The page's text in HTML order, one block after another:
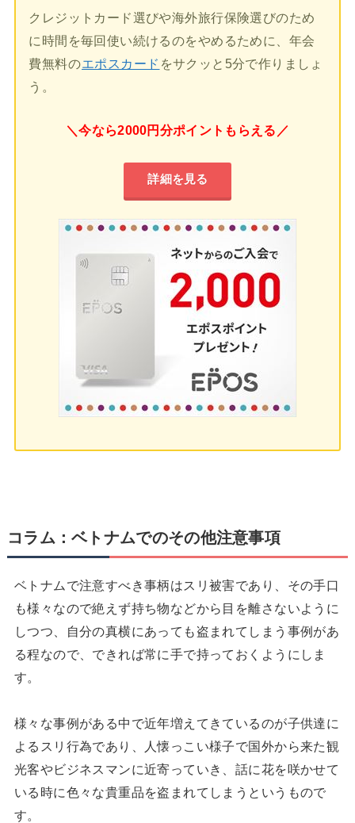
クレジットカード選びや海外旅行保険選びのため
に時間を毎回使い続けるのをやめるために、年会
費無料のエポスカード をサクッと5分で作りましょ
う。
＼今なら2000円分ポイントもらえる／
詳細を見る
コラム：ベトナムでのその他注意事項
ベトナムで注意すべき事柄はスリ被害であり、その手口
も様々なので絶えず持ち物などから目を離さないように
しつつ、自分の真横にあっても盗まれてしまう事例があ
る程なので、できれば常に手で持っておくようにしま
す。
様々な事例がある中で近年増えてきているのが子供達に
よるスリ行為であり、人懐っこい様子で国外から来た観
光客やビジネスマンに近寄っていき、話に花を咲かせて
いる時に色々な貴重品を盗まれてしまうというもので
す。